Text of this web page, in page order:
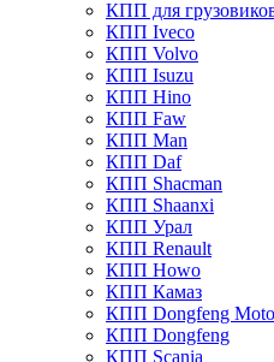
КПП для
КПП Iveco
КПП Volvo
КПП Isuzu
КПП Hino
КПП Faw
КПП Man
КПП Daf
КПП Shacman
КПП Shaanxi
КПП Урал
КПП Renault
КПП Howo
КПП Камаз
КПП Dongfeng
КПП Dongfeng
КПП Scania